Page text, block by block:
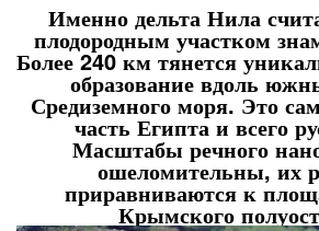
Именно дельта Нила
плодородным участком
Более 240 км тянется
образование вдоль
Средиземного моря. Это
часть Египта и всего
Масштабы речного
ошеломительны, их
приравниваются к
Крымского